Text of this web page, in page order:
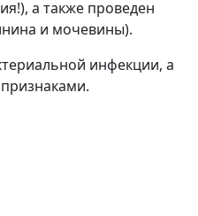
а также проведен
и мочевины).
инфекции, а